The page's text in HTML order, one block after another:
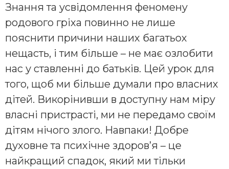
Знання та усвідомлення феномену
родового гріха повинно не лише
пояснити причини наших багатьох
нещасть, і тим більше – не має озлобити
нас у ставленні до батьків. Цей урок для
того, щоб ми більше думали про власних
дітей. Викорінивши в доступну нам міру
власні пристрасті, ми не передамо своїм
дітям нічого злого. Навпаки! Добре
духовне та психічне здоров’я – це
найкращий спадок, який ми тільки